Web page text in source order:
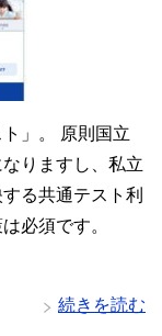
」。 原則国立
りますし、私立
る共通テスト利
必須です。
続きを読む